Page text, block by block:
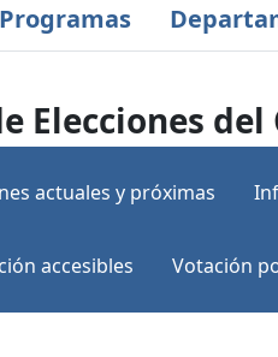
Programas
Elecciones
actuales y próximas
accesibles Votación